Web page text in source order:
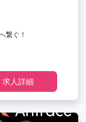
繋ぐ！
求人詳細